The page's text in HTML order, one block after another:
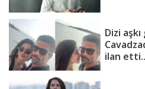
Dizi aşkı
ilan